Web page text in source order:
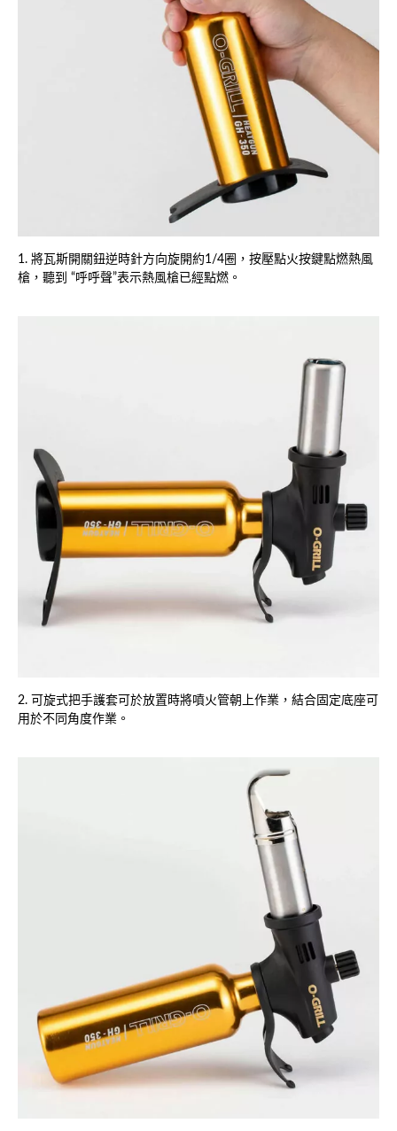
1. 將瓦斯開關鈕逆時針方向旋開約1/4圈，按壓點火按鍵點燃熱風
槍，聽到 “呼呼聲”表示熱風槍已經點燃。
2. 可旋式把手護套可於放置時將噴火管朝上作業，結合固定底座可
用於不同角度作業。